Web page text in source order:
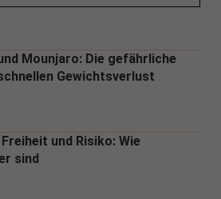
Mounjaro: Die gefährliche
Gewichtsverlust
und Risiko: Wie
sind